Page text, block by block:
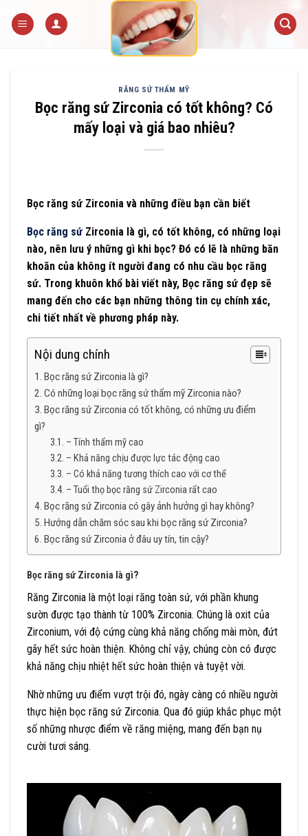
RĂNG SỨ THẨM MỸ
Bọc răng sứ Zirconia có tốt không? Có
mấy loại và giá bao nhiêu?
Bọc răng sứ Zirconia và những điều bạn cần biết
Bọc răng sứ Zirconia là gì, có tốt không, có những loại
nào, nên lưu ý những gì khi bọc? Đó có lẽ là những băn
khoăn của không ít người đang có nhu cầu bọc răng
sứ. Trong khuôn khổ bài viết này, Bọc răng sứ đẹp sẽ
mang đến cho các bạn những thông tin cụ chính xác,
chi tiết nhất về phương pháp này.
Nội dung chính
Bọc răng sứ Zirconia là gì?
Có những loại bọc răng sứ thẩm mỹ Zirconia nào?
Bọc răng sứ Zirconia có tốt không, có những ưu điểm
gì?
– Tính thẩm mỹ cao
– Khả năng chịu được lực tác động cao
– Có khả năng tương thích cao với cơ thể
– Tuổi thọ bọc răng sứ Zirconia rất cao
Bọc răng sứ Zirconia có gây ảnh hưởng gì hay không?
Hướng dẫn chăm sóc sau khi bọc răng sứ Zirconia?
Bọc răng sứ Zirconia ở đâu uy tín, tin cậy?
Bọc răng sứ Zirconia là gì?
Răng Zirconia là một loại răng toàn sứ, với phần khung
sườn được tạo thành từ 100% Zirconia. Chúng là oxit của
Zirconium, với độ cứng cùng khả năng chống mài mòn, đứt
gãy hết sức hoàn thiện. Không chỉ vậy, chúng còn có được
khả năng chịu nhiệt hết sức hoàn thiện và tuyệt vời.
Nhờ những ưu điểm vượt trội đó, ngày càng có nhiều người
thực hiện bọc răng sứ Zirconia. Qua đó giúp khắc phục một
số những nhược điểm về răng miệng, mang đến bạn nụ
cười tươi sáng.